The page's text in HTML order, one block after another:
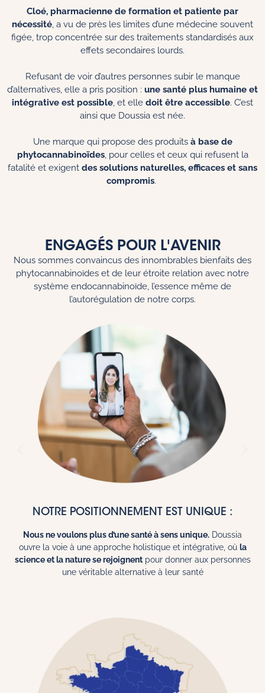
Cloé, pharmacienne de formation et patiente par
nécessité , a vu de près les limites d’une médecine souvent
figée, trop concentrée sur des traitements standardisés aux
effets secondaires lourds.
Refusant de voir d’autres personnes subir le manque
d’alternatives, elle a pris position : une santé plus humaine et
intégrative est possible , et elle doit être accessible. C’est
ainsi que Doussia est née.
Une marque qui propose des produitsà base de
phytocannabinoïdes, pour celles et ceux qui refusent la
fatalité et exigent des solutions naturelles, efficaces et sans
compromis.
ENGAGÉS POUR L'AVENIR
Nous sommes convaincus des innombrables bienfaits des
phytocannabinoïdes et de leur étroite relation avec notre
système endocannabinoïde, l’essence même de
l’autorégulation de notre corps.
NOTRE POSITIONNEMENT EST UNIQUE :
Nous ne voulons plus d’une santé à sens unique. Doussia
ouvre la voie à une approche holistique et intégrative, où la
science et la nature se rejoignentpour donner aux personnes
une véritable alternative à leur santé